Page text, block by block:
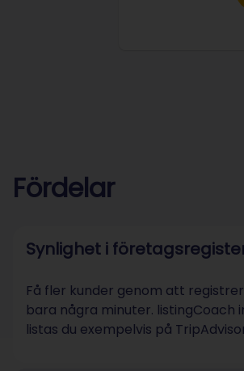
Fördelar
Synlighet i
Få fler kunder genom att
bara några minuter. listingCoach
listas du exempelvis på